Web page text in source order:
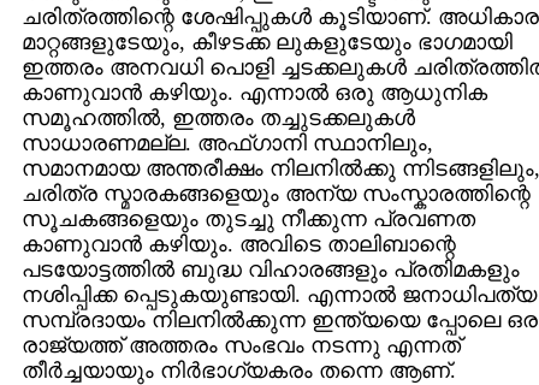
ചരിത്രത്തിന്റെ ശേഷിപ്പുകള്‍ കൂടിയാണ്‌. അധികാര
മാറ്റങ്ങളുടേയും, കീഴടക്ക ലുകളുടേയും ഭാഗമായി
ഇത്തരം അനവധി പൊളി ച്ചടക്കലുകള്‍
കാണുവാന്‍ കഴിയും. എന്നാല്‍ ഒരു ആധുനിക
സമൂഹത്തില്‍, ഇത്തരം തച്ചുടക്കലുകള്‍
സാധാരണമല്ല. അഫ്ഗാനി സ്ഥാനിലും,
സമാനമായ അന്തരീക്ഷം നിലനില്‍ക്കു ന്നിടങ്ങളിലും,
ചരിത്ര സ്മാരകങ്ങളെയും അന്യ സംസ്കാരത്തിന്റെ
സൂചകങ്ങളെയും തുടച്ചു നീക്കുന്ന പ്രവണത
കാണുവാന്‍ കഴിയും. അവിടെ താലിബാന്റെ
പടയോട്ടത്തില്‍ ബുദ്ധ വിഹാരങ്ങളും പ്രതിമകളും
നശിപ്പിക്ക പ്പെടുകയുണ്ടായി. എന്നാല്‍ ജനാധിപത്യ
സമ്പ്രദായം നിലനില്‍ക്കുന്ന ഇന്ത്യയെ പ്പോലെ
രാജ്യത്ത്‌ അത്തരം സംഭവം നടന്നു എന്നത്‌
തീര്‍ച്ചയായും നിര്‍ഭാഗ്യകരം തന്നെ ആണ്‌.